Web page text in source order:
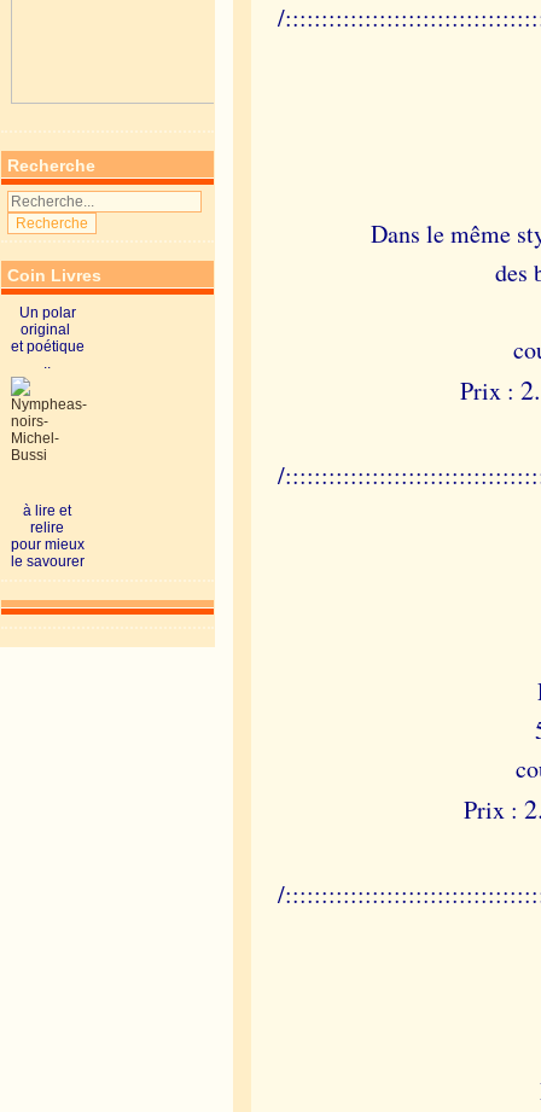
Recherche
Coin Livres
Un polar
original
et poétique
..
à lire et
relire
pour mieux
le savourer
/
Dans le même
des
Prix :
/
Prix :
/